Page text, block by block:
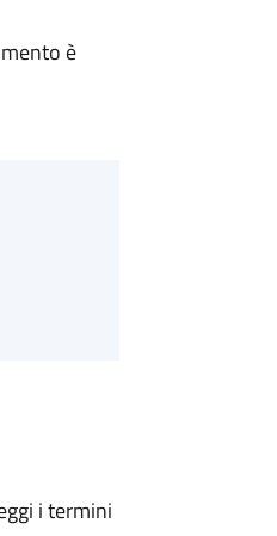
è
i termini